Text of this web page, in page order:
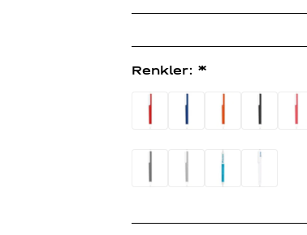
Renkler: *